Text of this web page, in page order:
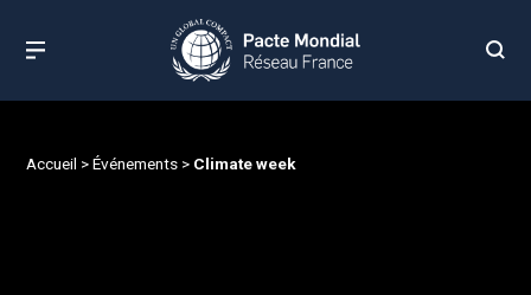
Accueil >Événements > Climate week